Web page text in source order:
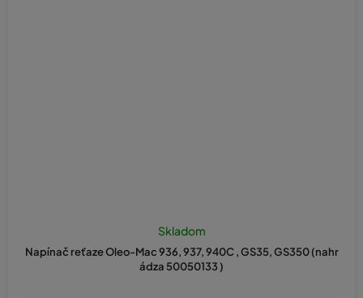
Napínač reťaze Oleo-Mac 936, 937, 940C , GS35, GS350 (nahr
ádza 50050133 )
Skladom